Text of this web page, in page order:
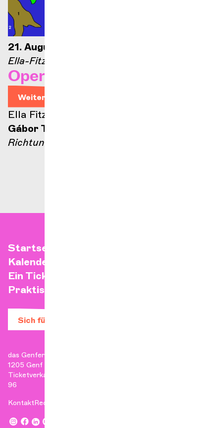
21. August 2026 – 21 Uhr
Ella-Fitzgerald-Bühne
Opernarien
Weitere Informationen
Ella Fitzgerald Bühne
Gábor Takács-Nagy
Richtung
Startseite
Kalender
Ein Ticket kaufen
Praktische Infos
Sich für den Newsletter anmelden
das Genfer Kammerorchester
1205 Genf
Ticketverkauf: +41 22 807 17 90 | Verwaltung: +41 22 807 17
96
KontaktRechtliche Hinweise